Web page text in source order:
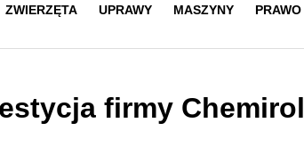
ZWIERZĘTA UPRAWY MASZYNY PRAWO
firmy Chemirol